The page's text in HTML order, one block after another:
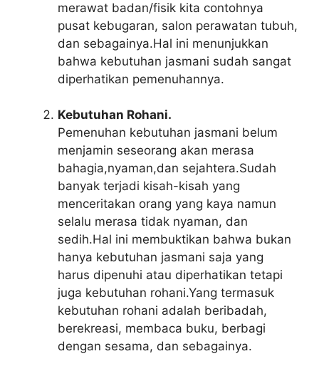
merawat badan/fisik kita contohnya
pusat kebugaran, salon perawatan tubuh,
dan sebagainya.Hal ini menunjukkan
bahwa kebutuhan jasmani sudah sangat
diperhatikan pemenuhannya.
Kebutuhan Rohani.
Pemenuhan kebutuhan jasmani belum
menjamin seseorang akan merasa
bahagia,nyaman,dan sejahtera.Sudah
banyak terjadi kisah-kisah yang
menceritakan orang yang kaya namun
selalu merasa tidak nyaman, dan
sedih.Hal ini membuktikan bahwa bukan
hanya kebutuhan jasmani saja yang
harus dipenuhi atau diperhatikan tetapi
juga kebutuhan rohani.Yang termasuk
kebutuhan rohani adalah beribadah,
berekreasi, membaca buku, berbagi
dengan sesama, dan sebagainya.